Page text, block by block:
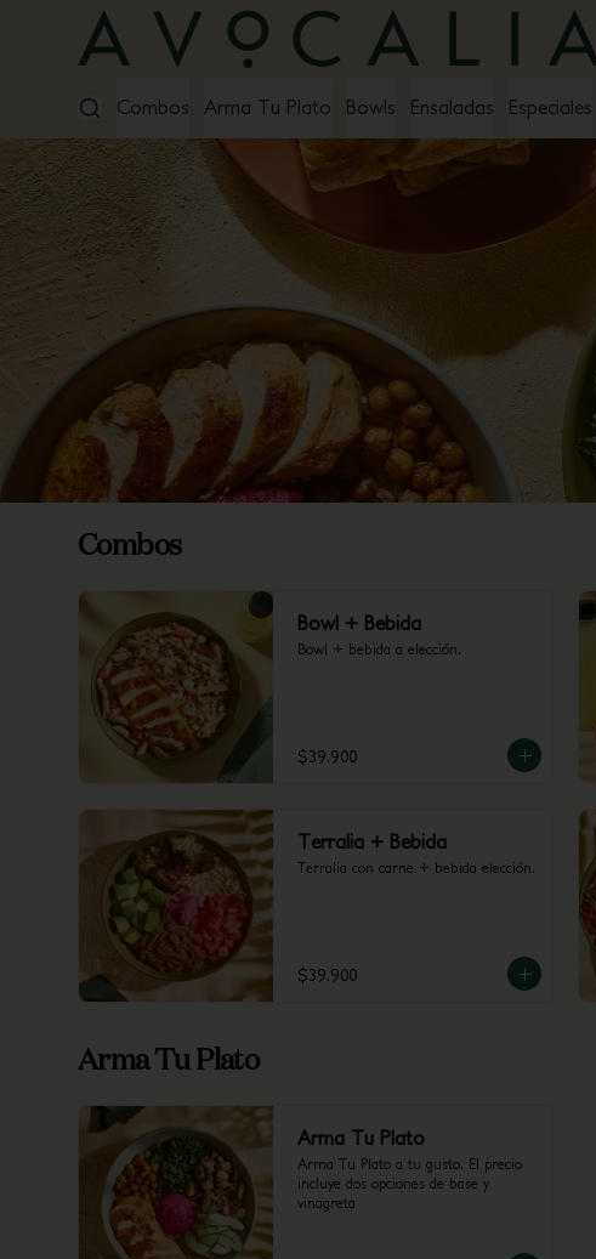
Combos Arma Tu Plato Bowls Ensaladas Especiales
Combos
Bowl + Bebida
Bowl + bebida a elección.
$39.900
Terralia + Bebida
Terralia con carne + bebida elección.
$39.900
Arma Tu Plato
Arma Tu Plato
Arma Tu Plato a tu gusto. El precio
incluye dos opciones de base y
vinagreta